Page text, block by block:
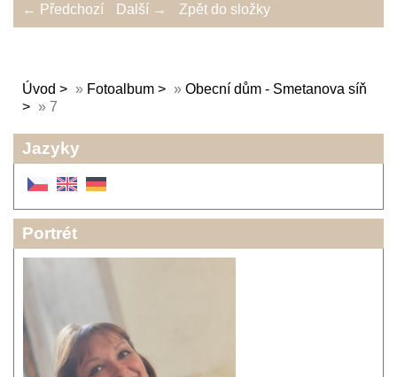
← Předchozí Další → Zpět do složky
Úvod » Fotoalbum » Obecní dům - Smetanova síň
» 7
Jazyky
Portrét